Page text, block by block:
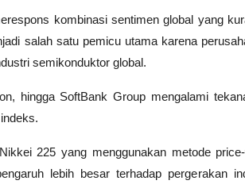
kombinasi sentimen global yang
salah satu pemicu utama karena
semikonduktor global.
hingga SoftBank Group mengalami
225 yang menggunakan metode
lebih besar terhadap pergerakan